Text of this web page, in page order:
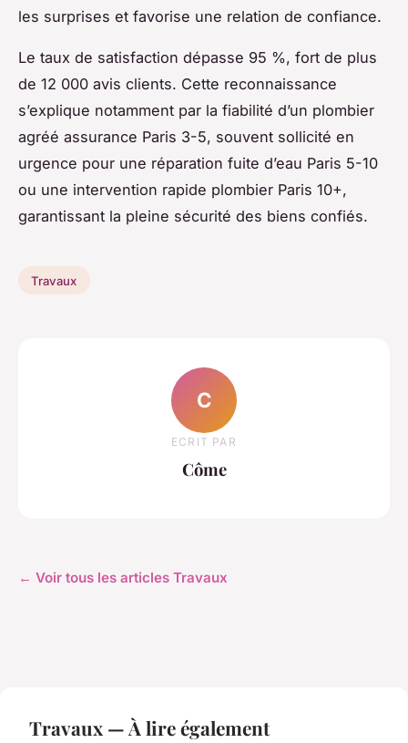
les surprises et favorise une relation de confiance.
Le taux de satisfaction dépasse 95 %, fort de plus
de 12 000 avis clients. Cette reconnaissance
s’explique notamment par la fiabilité d’un plombier
agréé assurance Paris 3-5, souvent sollicité en
urgence pour une réparation fuite d’eau Paris 5-10
ou une intervention rapide plombier Paris 10+,
garantissant la pleine sécurité des biens confiés.
Travaux
C
ECRIT PAR
Côme
← Voir tous les articles Travaux
Travaux — À lire également